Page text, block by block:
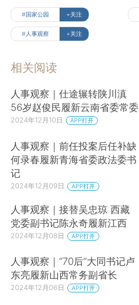
#国家公园 +关注
#人事观察 +关注
相关阅读
人事观察｜仕途辗转陕川滇
56岁赵俊民履新云南省委常委
2024年12月10日 APP打开
人事观察｜前任投案后任补缺
何录春履新青海省委政法委书
记
2024年12月09日 APP打开
人事观察｜接替吴忠琼 西藏
党委副书记陈永奇履新江西
2024年12月08日 APP打开
人事观察｜“70后”大同书记卢
东亮履新山西常务副省长
2024年12月06日 APP打开